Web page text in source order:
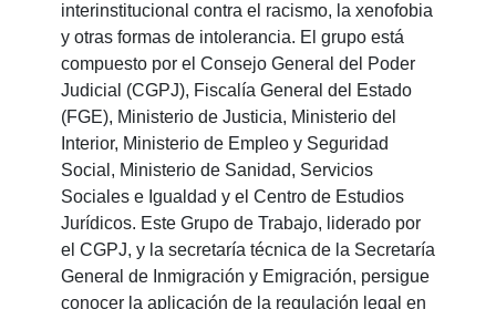
interinstitucional contra el racismo, la xenofobia
y otras formas de intolerancia. El grupo está
compuesto por el Consejo General del Poder
Judicial (CGPJ), Fiscalía General del Estado
(FGE), Ministerio de Justicia, Ministerio del
Interior, Ministerio de Empleo y Seguridad
Social, Ministerio de Sanidad, Servicios
Sociales e Igualdad y el Centro de Estudios
Jurídicos. Este Grupo de Trabajo, liderado por
el CGPJ, y la secretaría técnica de la Secretaría
General de Inmigración y Emigración, persigue
conocer la aplicación de la regulación legal en